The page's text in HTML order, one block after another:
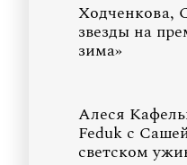
Ходченкова,
звезды на
зима»
Алеся
Feduk с
светском